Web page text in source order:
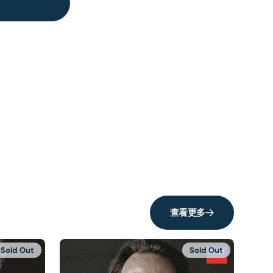
查看更多
Sold Out Sold Out